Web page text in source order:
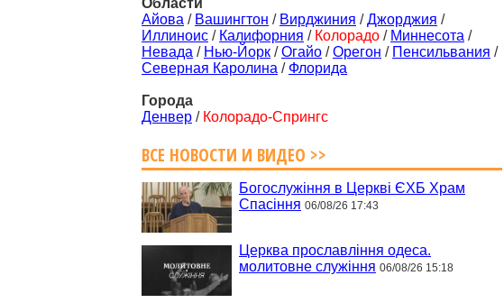
Области
Айова / Вашингтон / Вирджиния /Джорджия /
Иллиноис / Калифорния / Колорадо / Миннесота /
Невада / Нью-Йорк /Огайо /Орегон / Пенсильвания /
Северная Каролина / Флорида
Города
Денвер / Колорадо-Спрингс
ВСЕ НОВОСТИ И ВИДЕО >>
Богослужіння в Церкві ЄХБ Храм
Спасіння 06/08/26 17:43
Церква прославління одеса.
молитовне служіння 06/08/26 15:18